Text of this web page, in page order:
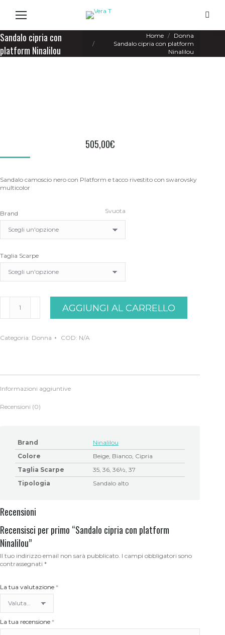
Search:
Sandalo cipria con
platform Ninalilou
Home
Donna
Sandalo cipria con platform
Ninalilou
505,00€
Sandalo camoscio nero con Platform e tacco rivestito con swarovsky
multicolor
Brand
Taglia Scarpe
Svuota
quantità
AGGIUNGI AL CARRELLO
Categoria: Donna COD: N/A
Informazioni aggiuntive
Recensioni (0)
Brand
Ninalilou
Colore
Beige, Bianco, Cipria
Taglia Scarpe
35, 36, 36½, 37
Tipologia
Sandalo alto
Recensioni
Recensisci per primo “Sandalo cipria con platform
Ninalilou”
Il tuo indirizzo email non sarà pubblicato. I campi obbligatori sono
contrassegnati *
La tua valutazione *
La tua recensione *